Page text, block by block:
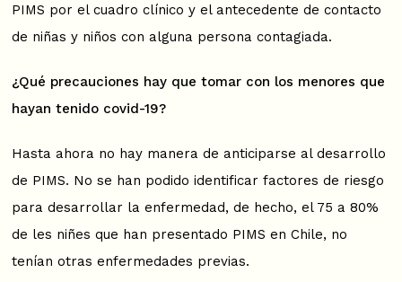
PIMS por el cuadro clínico y el antecedente de contacto
de niñas y niños con alguna persona contagiada.
¿Qué precauciones hay que tomar con los menores que
hayan tenido covid-19?
Hasta ahora no hay manera de anticiparse al desarrollo
de PIMS. No se han podido identificar factores de riesgo
para desarrollar la enfermedad, de hecho, el 75 a 80%
de les niñes que han presentado PIMS en Chile, no
tenían otras enfermedades previas.